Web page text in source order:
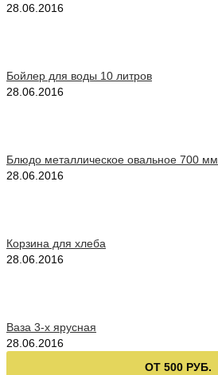
28.06.2016
Бойлер для воды 10 литров
28.06.2016
Блюдо металлическое овальное 700 мм
28.06.2016
Корзина для хлеба
28.06.2016
Ваза 3-х ярусная
28.06.2016
ОТ 500 РУБ.